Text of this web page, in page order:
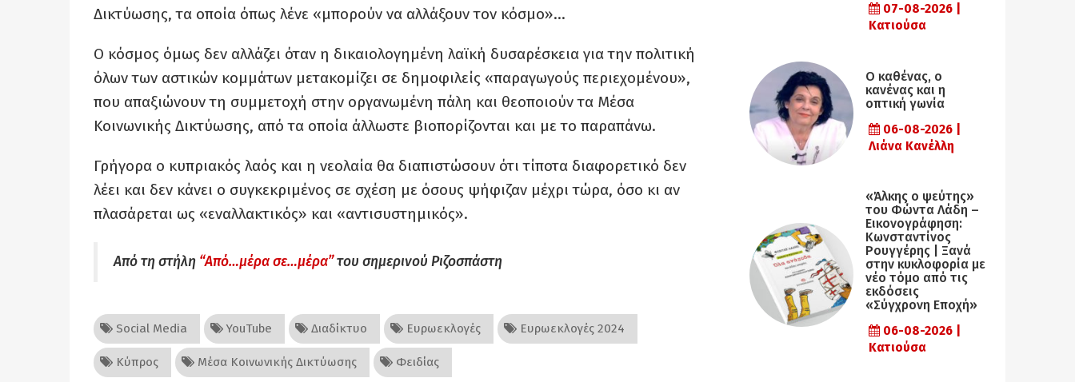
Δικτύωσης, τα οποία όπως λένε «μπορούν να αλλάξουν τον κόσμο»…
Ο κόσμος όμως δεν αλλάζει όταν η δικαιολογημένη λαϊκή δυσαρέσκεια για την πολιτική
όλων των αστικών κομμάτων μετακομίζει σε δημοφιλείς «παραγωγούς περιεχομένου»,
που απαξιώνουν τη συμμετοχή στην οργανωμένη πάλη και θεοποιούν τα Μέσα
Κοινωνικής Δικτύωσης, από τα οποία άλλωστε βιοπορίζονται και με το παραπάνω.
Γρήγορα ο κυπριακός λαός και η νεολαία θα διαπιστώσουν ότι τίποτα διαφορετικό δεν
λέει και δεν κάνει ο συγκεκριμένος σε σχέση με όσους ψήφιζαν μέχρι τώρα, όσο κι αν
πλασάρεται ως «εναλλακτικός» και «αντισυστημικός».
Από τη στήλη “Από…μέρα σε…μέρα”του σημερινού Ριζοσπάστη
Social Media YouTube Διαδίκτυο Ευρωεκλογές Ευρωεκλογές 2024
Κύπρος Μέσα Κοινωνικής Δικτύωσης Φειδίας
07-08-2026 |
Κατιούσα
Ο καθένας, ο
κανένας και η
οπτική γωνία
06-08-2026 |
Λιάνα Κανέλλη
«Άλκης ο ψεύτης»
του Φώντα Λάδη –
Εικονογράφηση:
Κωνσταντίνος
Ρουγγέρης | Ξανά
στην κυκλοφορία με
νέο τόμο από τις
εκδόσεις
«Σύγχρονη Εποχή»
06-08-2026 |
Κατιούσα